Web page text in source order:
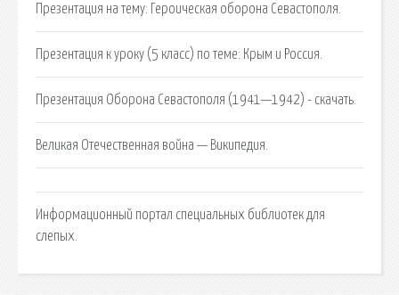
Презентация на тему: Героическая оборона Севастополя.
Презентация к уроку (5 класс) по теме: Крым и Россия.
Презентация Оборона Севастополя (1941—1942) - скачать.
Великая Отечественная война — Википедия.
Информационный портал специальных библиотек для
слепых.